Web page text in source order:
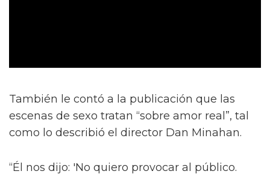
También le contó a la publicación que las
escenas de sexo tratan “sobre amor real”, tal
como lo describió el director Dan Minahan.
“Él nos dijo: 'No quiero provocar al público.